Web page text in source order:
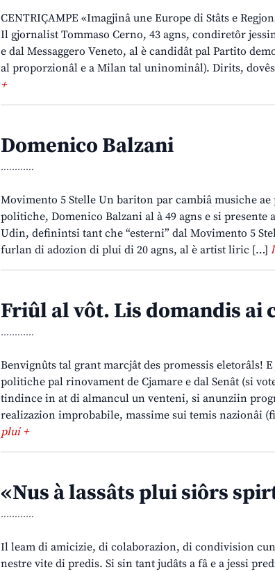
CENTRIÇAMPE «Imagjinâ une Europe di Stâts e
Il gjornalist Tommaso Cerno, 43 agns, condiretôr
e dal Messaggero Veneto, al è candidât pal Partito
al proporzionâl e a Milan tal uninominâl). Dirits,
+
Domenico Balzani
............
Movimento 5 Stelle Un bariton par cambiâ musiche
politiche, Domenico Balzani al à 49 agns e si
Udin, definintsi tant che “esterni” dal Movimento 5
furlan di adozion di plui di 20 agns, al è artist liric […]
Friûl al vôt. Lis domandis ai
............
Benvignûts tal grant marcjât des promessis eletorâls!
politiche pal rinovament de Cjamare e dal Senât (si
tindince in at di almancul un venteni, si anunziin
realizazion improbabile, massime sui temis nazionâi
plui +
«Nus à lassâts plui siôrs
............
Il leam di amicizie, di colaborazion, di condivision
nestre vite di predis. Si sin tant judâts a fâ e a jessi